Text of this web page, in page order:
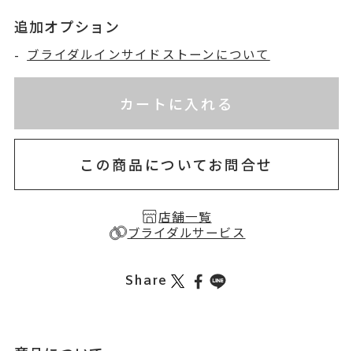
追加オプション
- ブライダルインサイドストーンについて
お届け目安：約2ヶ月半以内
カートに入れる
この商品についてお問合せ
店舗一覧
ブライダルサービス
Share